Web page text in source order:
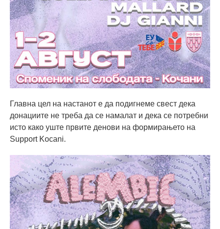
Главна цел на настанот е да подигнеме свест дека
донациите не треба да се намалат и дека се потребни
исто како уште првите денови на формирањето на
Support Kocani.